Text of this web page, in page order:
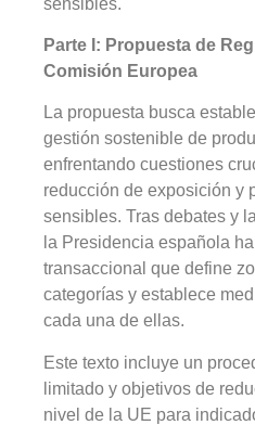
Parte I: Propuesta de
Comisión Europea
La propuesta busca
gestión sostenible de
enfrentando cuestiones
reducción de exposición y
sensibles. Tras debates y
la Presidencia española
transaccional que define
categorías y establece
cada una de ellas.
Este texto incluye un
limitado y objetivos de
nivel de la UE para